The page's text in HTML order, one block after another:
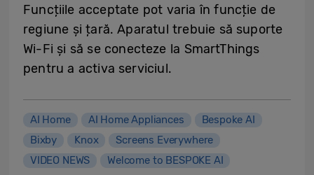
Funcțiile acceptate pot varia în funcție de
regiune și țară. Aparatul trebuie să suporte
Wi-Fi și să se conecteze la SmartThings
pentru a activa serviciul.
AI Home AI Home Appliances
Bespoke AI
Bixby
Knox
Screens Everywhere
VIDEO NEWS
Welcome to BESPOKE AI